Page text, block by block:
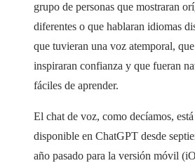
grupo de personas que mostraran
diferentes o que hablaran idiomas
que tuvieran una voz atemporal, que
inspiraran confianza y que fueran
fáciles de aprender.
El chat de voz, como decíamos, está
disponible en ChatGPT desde
año pasado para la versión móvil